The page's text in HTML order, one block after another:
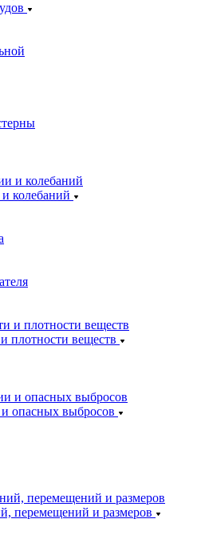
колебаний
плотности веществ
опасных выбросов
перемещений и размеров